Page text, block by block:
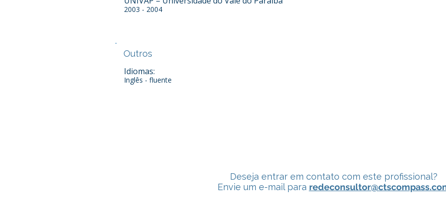
2003 - 2004
Outros
Idiomas:
Inglês - fluente
Deseja entrar em contato com este profissional?
Envie um e-mail para